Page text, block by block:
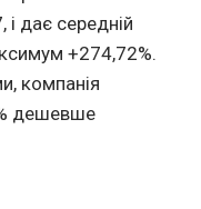
дає середній
+274,72%.
компанія
дешевше